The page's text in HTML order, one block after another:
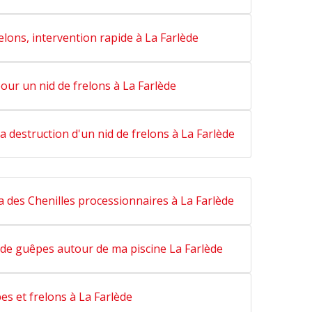
intervention rapide à La Farlède
un nid de frelons à La Farlède
destruction d'un nid de frelons à La Farlède
Chenilles processionnaires à La Farlède
guêpes autour de ma piscine La Farlède
et frelons à La Farlède